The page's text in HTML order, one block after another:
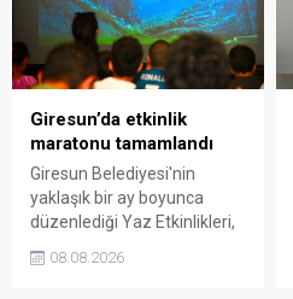
Giresun’da etkinlik
maratonu tamamlandı
Giresun Belediyesi'nin
yaklaşık bir ay boyunca
düzenlediği Yaz Etkinlikleri,
binlerce vatandaşı kültür,
sanat ve eğlenceyle
08.08.2026